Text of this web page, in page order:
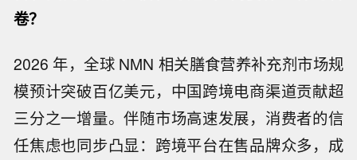
卷？
2026 年，全球 NMN 相关膳食营养补充剂市场规
模预计突破百亿美元，中国跨境电商渠道贡献超
三分之一增量。伴随市场高速发展，消费者的信
任焦虑也同步凸显：跨境平台在售品牌众多，成